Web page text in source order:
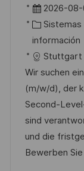
c
i
ó
n
b
a
c
i
ó
n
F
e
c
h
a
d
e
p
u
b
2026-
C
a
t
e
g
o
r
í
a
información
Stuttgart
Wir suchen
(m/w/d), der
Second-
sind
und die
Bewerben